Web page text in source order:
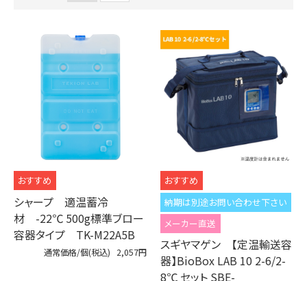
シャープ 適温蓄冷
材 -22℃ 500g標準ブロー
容器タイプ TK-M22A5B
通常価格/個(税込) 2,057円
納期は別途お問い合わせ下さい
メーカー直送
スギヤマゲン 【定温輸送容
器】BioBox LAB 10 2-6/2-
8℃ セット SBE-